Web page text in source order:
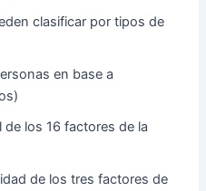
clasificar por tipos de
en base a
de los 16 factores de la
de los tres factores de